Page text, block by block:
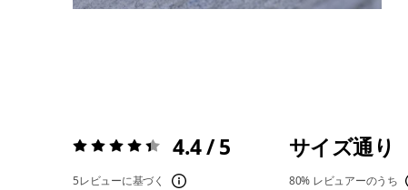
評価:4.4 / 5 4.4 / 5
5レビューに基づく
サイズ通り
80% レビュアーのうち